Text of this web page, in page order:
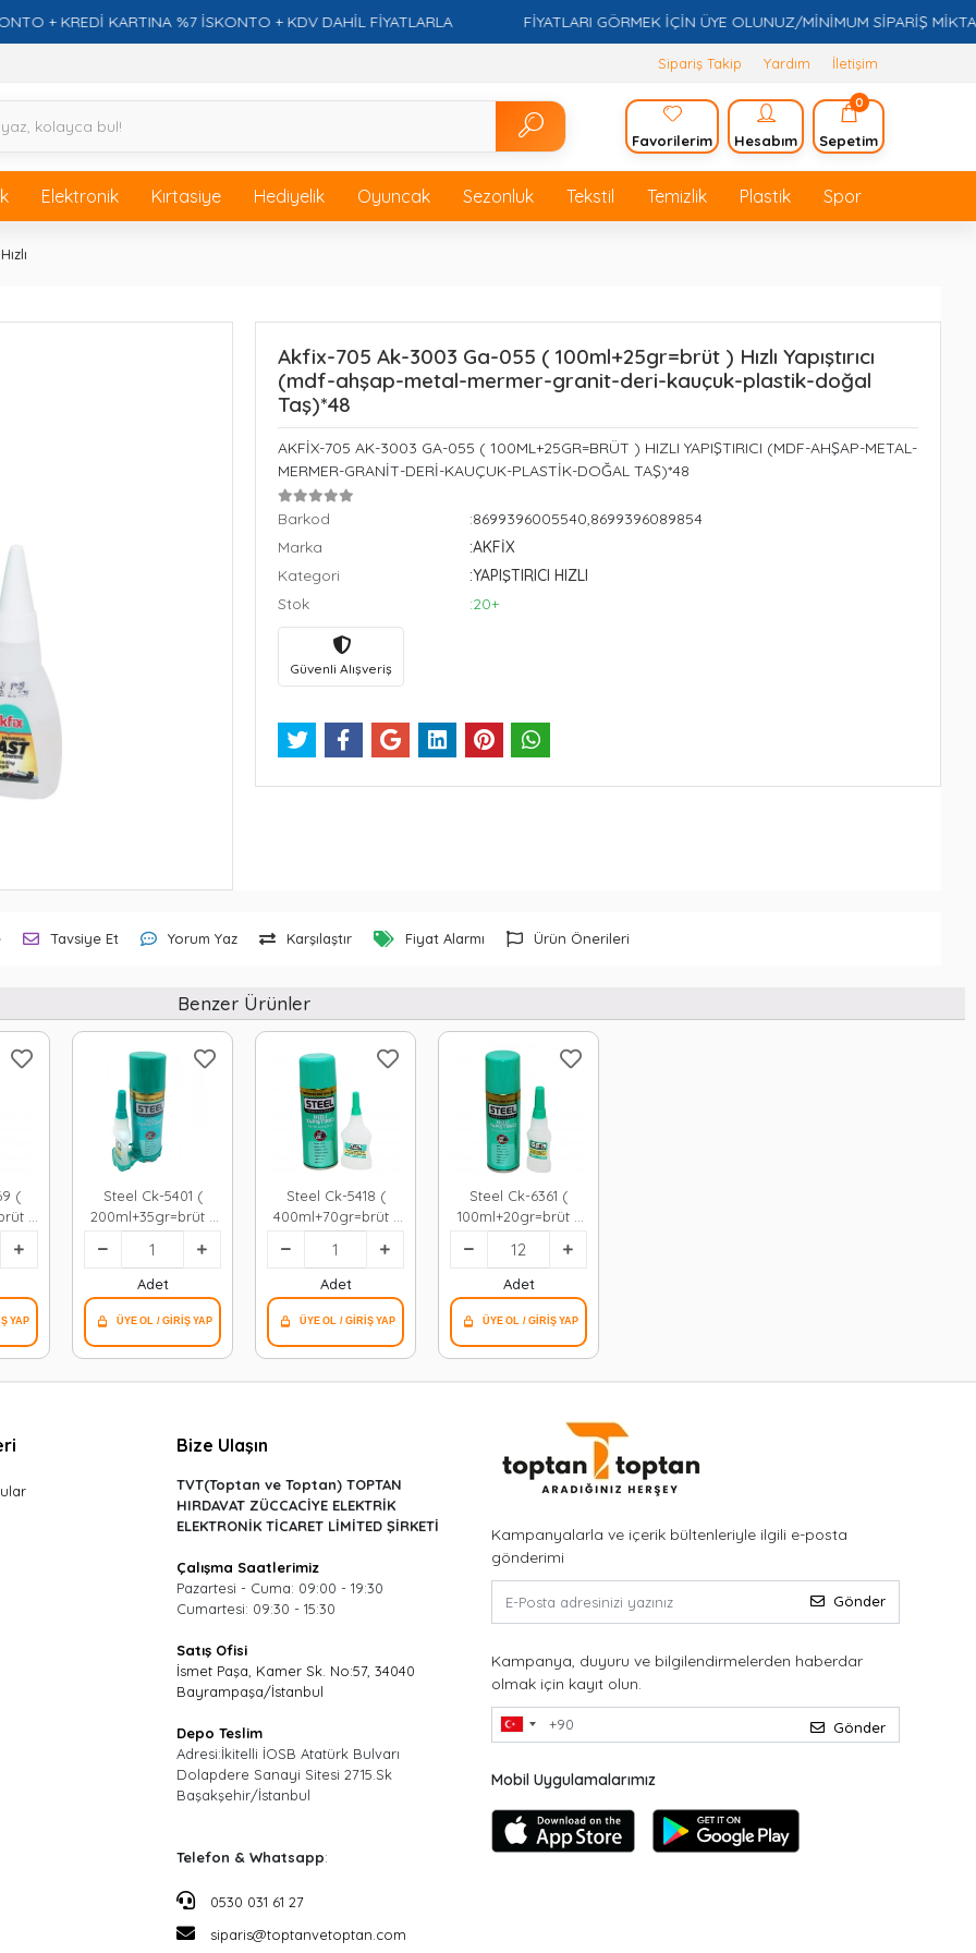
+ KREDİ KARTINA %7 İSKONTO + KDV DAHİL FİYATLARLA FİYATLARI GÖRMEK İÇİN ÜYE OLUNUZ/MİNİMUM SİPARİŞ MİKTARI
Sipariş Takip Yardım İletişim
Favorilerim Hesabım
0
Sepetim
Elektronik Kırtasiye Hediyelik Oyuncak Sezonluk Tekstil Temizlik Plastik Spor
Akfix-705 Ak-3003 Ga-055 ( 100ml+25gr=brüt ) Hızlı Yapıştırıcı
(mdf-ahşap-metal-mermer-granit-deri-kauçuk-plastik-doğal
Taş)*48
AKFİX-705 AK-3003 GA-055 ( 100ML+25GR=BRÜT ) HIZLI YAPIŞTIRICI (MDF-AHŞAP-METAL-
MERMER-GRANİT-DERİ-KAUÇUK-PLASTİK-DOĞAL TAŞ)*48
Barkod
:8699396005540,8699396089854
Marka
:AKFİX
Kategori
:YAPIŞTIRICI HIZLI
Stok
:20+
Güvenli Alışveriş
Tavsiye Et Yorum Yaz Karşılaştır Fiyat Alarmı Ürün Önerileri
Benzer Ürünler
(
)
(mdf-
Steel Ck-5401 (
200ml+35gr=brüt )
Hızlı Yapıştırıcı (mdf-
ahşap-metal-deri-
kauçuk-plastik-
cam)*50
Adet
Steel Ck-5418 (
400ml+70gr=brüt )
Hızlı Yapıştırıcı (mdf-
ahşap-metal-deri-
kauçuk-plastik-
cam)*25
Adet
Steel Ck-6361 (
100ml+20gr=brüt )
Hızlı Yapıştırıcı (mdf-
ahşap-metal-deri-
kauçuk-plastik-
cam)*12x1
Adet
Bize Ulaşın
TVT(Toptan ve Toptan) TOPTAN
HIRDAVAT ZÜCCACİYE ELEKTRİK
ELEKTRONİK TİCARET LİMİTED ŞİRKETİ
Çalışma Saatlerimiz
Pazartesi - Cuma: 09:00 - 19:30
Cumartesi: 09:30 - 15:30
Satış Ofisi
İsmet Paşa, Kamer Sk. No:57, 34040
Bayrampaşa/İstanbul
Depo Teslim
Adresi:İkitelli İOSB Atatürk Bulvarı
Dolapdere Sanayi Sitesi 2715.Sk
Başakşehir/İstanbul
Telefon & Whatsapp:
0530 031 61 27
siparis@toptanvetoptan.com
Kampanyalarla ve içerik bültenleriyle ilgili e-posta
gönderimi
Gönder
Kampanya, duyuru ve bilgilendirmelerden haberdar
olmak için kayıt olun.
Gönder
Mobil Uygulamalarımız